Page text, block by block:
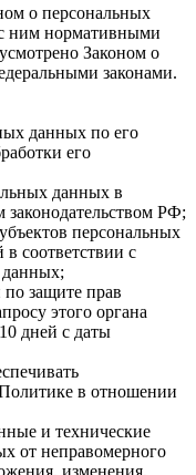
о персональных
ним нормативными
Законом о
законами.
данных по его
его
данных в
РФ;
персональных
соответствии с
данных;
защите прав
этого органа
дней с даты
в отношении
и технические
от неправомерного
изменения,